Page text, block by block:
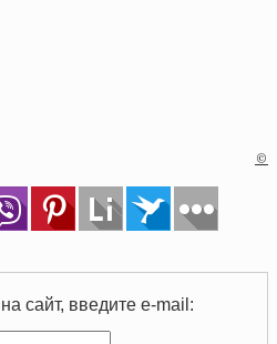
©
сайт, введите e-mail: